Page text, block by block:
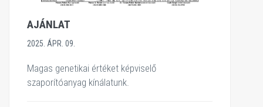
AJÁNLAT
2025. ÁPR. 09.
Magas genetikai értéket képviselő
szaporítóanyag kínálatunk.